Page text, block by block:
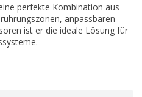
perfekte Kombination aus
anpassbaren
ist er die ideale Lösung für